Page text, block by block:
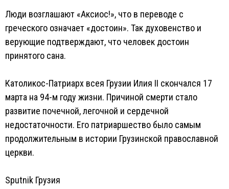
Люди возглашают «Аксиос!», что в переводе с
греческого означает «достоин». Так духовенство и
верующие подтверждают, что человек достоин
принятого сана.
Католикос-Патриарх всея Грузии Илия II скончался 17
марта на 94-м году жизни. Причиной смерти стало
развитие почечной, легочной и сердечной
недостаточности. Его патриаршество было самым
продолжительным в истории Грузинской православной
церкви.
Sputnik Грузия